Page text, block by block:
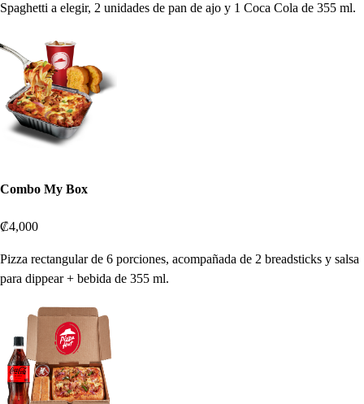
Spaghetti a elegir, 2 unidades de pan de ajo y 1 Coca Cola de 355 ml.
Combo My Box
₡4,000
Pizza rectangular de 6 porciones, acompañada de 2 breadsticks y salsa
para dippear + bebida de 355 ml.